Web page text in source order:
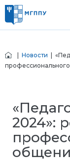
Новости |
2024»: